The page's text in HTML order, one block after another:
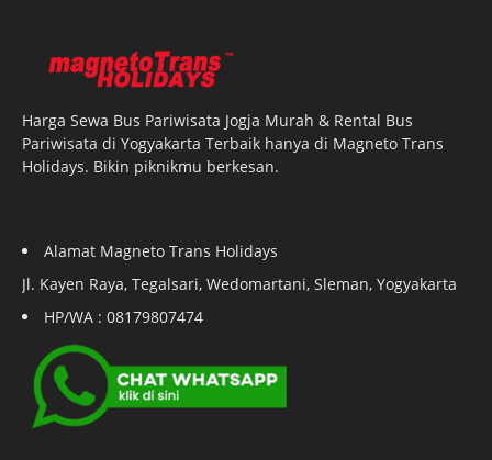
Harga Sewa Bus Pariwisata Jogja Murah & Rental Bus
Pariwisata di Yogyakarta Terbaik hanya di Magneto Trans
Holidays. Bikin piknikmu berkesan.
Alamat Magneto Trans Holidays
Jl. Kayen Raya, Tegalsari, Wedomartani, Sleman, Yogyakarta
HP/WA : 08179807474